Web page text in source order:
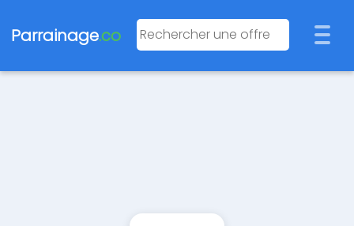
Parrainage.co